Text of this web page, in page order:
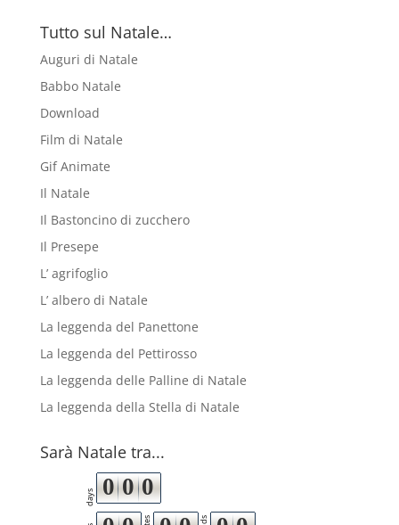
Tutto sul Natale…
Auguri di Natale
Babbo Natale
Download
Film di Natale
Gif Animate
Il Natale
Il Bastoncino di zucchero
Il Presepe
L’ agrifoglio
L’ albero di Natale
La leggenda del Panettone
La leggenda del Pettirosso
La leggenda delle Palline di Natale
La leggenda della Stella di Natale
Sarà Natale tra...
days 0 0 0